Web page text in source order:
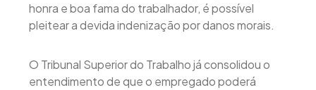
honra e boa fama do trabalhador, é possível
pleitear a devida indenização por danos morais.
O Tribunal Superior do Trabalho já consolidou o
entendimento de que o empregado poderá